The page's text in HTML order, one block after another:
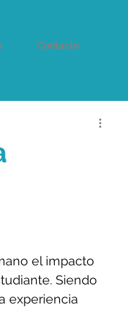
Contacto
el impacto
Siendo
experiencia